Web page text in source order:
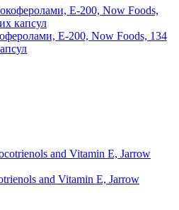
E-200, Now Foods, 134
and Vitamin E, Jarrow